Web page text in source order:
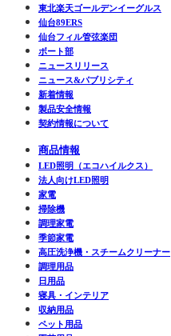
東北楽天ゴールデンイーグルス
仙台89ERS
仙台フィル管弦楽団
ボート部
ニュースリリース
ニュース&パブリシティ
新着情報
製品安全情報
契約情報について
商品情報
LED照明（エコハイルクス）
法人向けLED照明
家電
掃除機
調理家電
季節家電
高圧洗浄機・スチームクリーナー
調理用品
日用品
寝具・インテリア
収納用品
ペット用品